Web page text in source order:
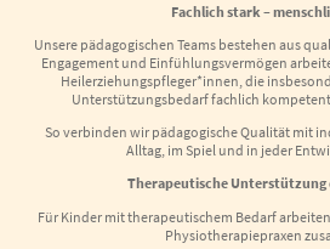
Fachlich stark –
Unsere pädagogischen Teams bestehen aus
Engagement und Einfühlungsvermögen
Heilerziehungspfleger*innen, die
Unterstützungsbedarf fachlich
So verbinden wir pädagogische Qualität mit
Alltag, im Spiel und in jeder
Therapeutische
Für Kinder mit therapeutischem Bedarf
Physiotherapiepraxen